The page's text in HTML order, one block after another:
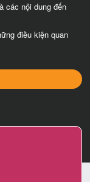
các nội dung đến
điều kiện quan